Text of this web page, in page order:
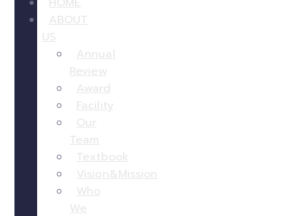
ABOUT
US
Annual
Review
Award
Facility
Our
Team
Textbook
Vision&Mission
Who
We